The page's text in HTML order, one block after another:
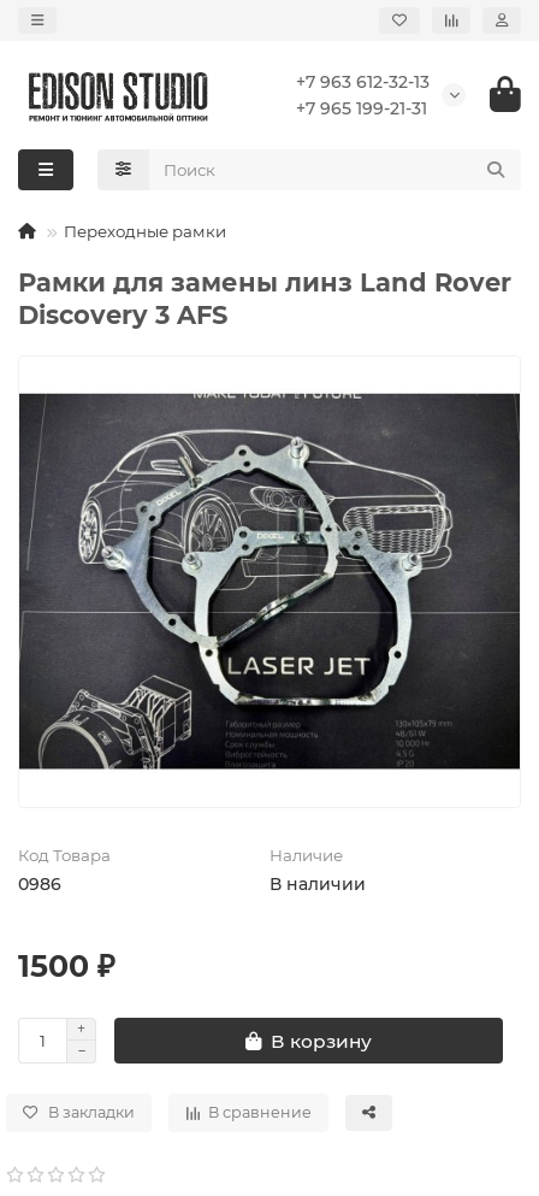
+7 963 612-32-13
+7 965 199-21-31
Переходные рамки
Рамки для замены линз Land Rover
Discovery 3 AFS
Код Товара
0986
Наличие
В наличии
1500 ₽
В корзину
В закладки В сравнение